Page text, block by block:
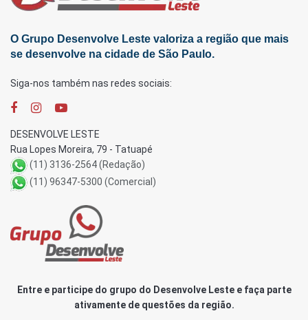
O Grupo Desenvolve Leste valoriza a região que mais
se desenvolve na cidade de São Paulo.
Siga-nos também nas redes sociais:
DESENVOLVE LESTE
Rua Lopes Moreira, 79 - Tatuapé
(11) 3136-2564 (Redação)
(11) 96347-5300 (Comercial)
Entre e participe do grupo do Desenvolve Leste e faça parte
ativamente de questões da região.